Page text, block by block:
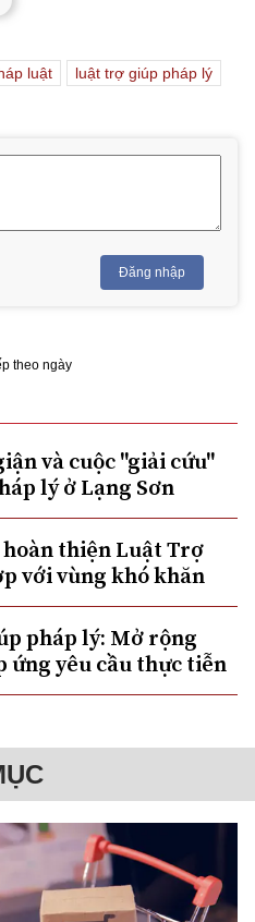
luật luật trợ giúp pháp lý
Đăng nhập
theo ngày
và cuộc "giải cứu"
lý ở Lạng Sơn
thiện Luật Trợ
với vùng khó khăn
pháp lý: Mở rộng
ứng yêu cầu thực tiễn